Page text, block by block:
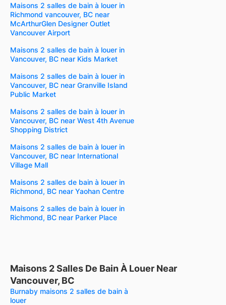
Maisons 2 salles de bain à louer in
Richmond vancouver, BC near
McArthurGlen Designer Outlet
Vancouver Airport
Maisons 2 salles de bain à louer in
Vancouver, BC near Kids Market
Maisons 2 salles de bain à louer in
Vancouver, BC near Granville Island
Public Market
Maisons 2 salles de bain à louer in
Vancouver, BC near West 4th Avenue
Shopping District
Maisons 2 salles de bain à louer in
Vancouver, BC near International
Village Mall
Maisons 2 salles de bain à louer in
Richmond, BC near Yaohan Centre
Maisons 2 salles de bain à louer in
Richmond, BC near Parker Place
Maisons 2 Salles De Bain À Louer Near
Vancouver, BC
Burnaby maisons 2 salles de bain à
louer